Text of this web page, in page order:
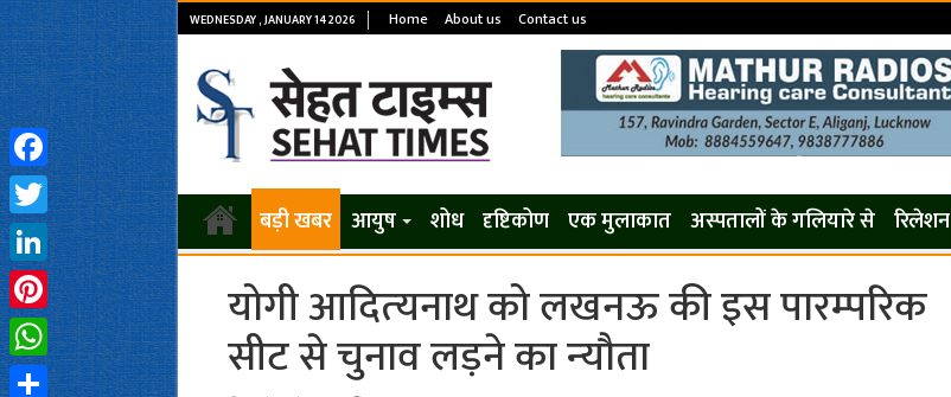
WEDNESDAY , JANUARY 14 2026 Home About us Contact us
बड़ी खबर आयुष शोध दृष्टिकोण एक मुलाकात अस्पतालों के गलियारे से रिलेशन
योगी आदित्‍यनाथ को लखनऊ की इस पारम्‍परिक
सीट से चुनाव लड़ने का न्‍यौता
Facebook
Twitter
LinkedIn
Pinterest
WhatsApp